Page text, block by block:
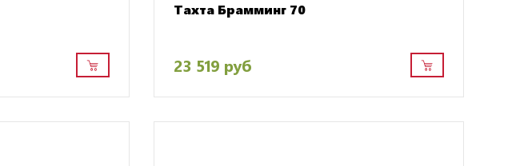
Тахта Брамминг 70
23 519 руб